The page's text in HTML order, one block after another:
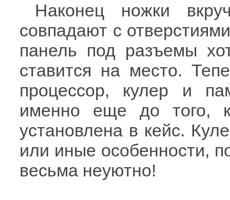
Наконец ножки
совпадают с
панель под разъемы
ставится на место.
процессор, кулер и
именно еще до того,
установлена в кейс.
или иные особенности,
весьма неуютно!